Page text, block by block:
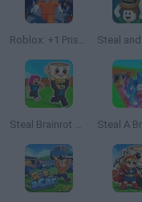
Roblox: +1 Prison Escape Speed
Steal Brainrot Duel